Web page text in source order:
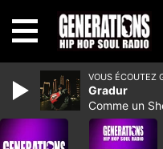
VOUS ÉCOUTEZ
Gradur
Comme un